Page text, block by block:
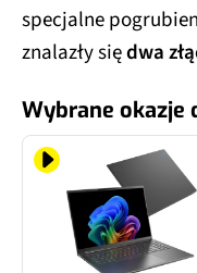
specjalne
znalazły siędwa
Wybrane okazje